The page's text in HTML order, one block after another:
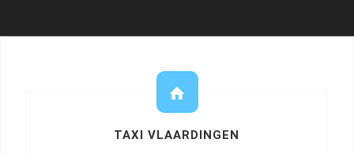
TAXI VLAARDINGEN